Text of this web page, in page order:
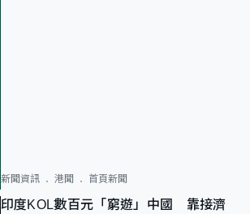
新聞資訊 港聞 首頁新聞
印度KOL數百元「窮遊」中國 靠接濟